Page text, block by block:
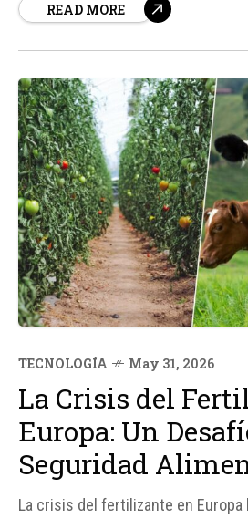
orografía y condiciones climáticas
READ MORE
TECNOLOGÍA May 31, 2026
La Crisis del
Europa: Un
Seguridad
La crisis del fertilizante en Europa